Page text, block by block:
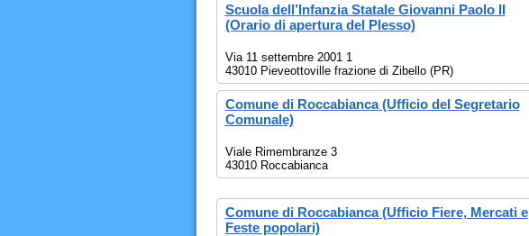
Scuola dell’Infanzia Statale Giovanni Paolo II
(Orario di apertura del Plesso)
Via 11 settembre 2001 1
43010 Pieveottoville frazione di Zibello (PR)
Comune di Roccabianca (Ufficio del Segretario
Comunale)
Viale Rimembranze 3
43010 Roccabianca
Comune di Roccabianca (Ufficio Fiere, Mercati e
Feste popolari)